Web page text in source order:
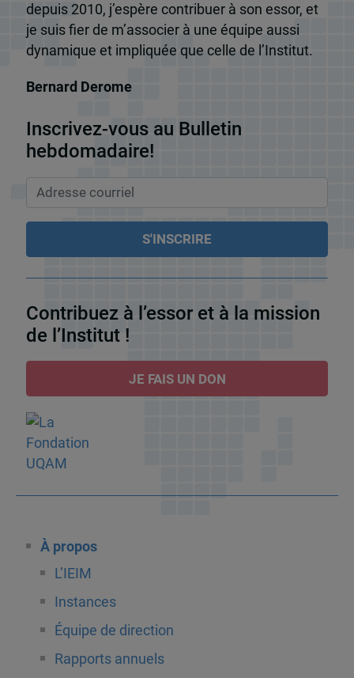
depuis 2010, j’espère contribuer à son essor, et
je suis fier de m’associer à une équipe aussi
dynamique et impliquée que celle de l’Institut.
Bernard Derome
Inscrivez-vous au Bulletin
hebdomadaire!
Contribuez à l’essor et à la mission
de l’Institut !
JE FAIS UN DON
À propos
L’IEIM
Instances
Équipe de direction
Rapports annuels